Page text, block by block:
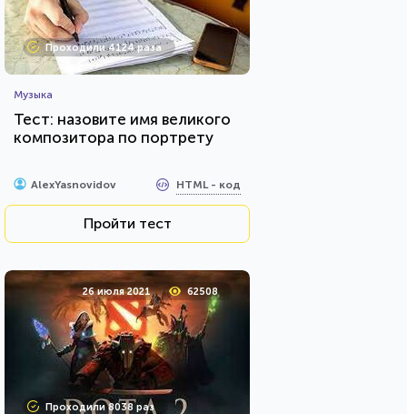
Проходили 4124 раза
Музыка
Тест: назовите имя великого
композитора по портрету
AlexYasnovidov HTML - код
Пройти тест
26 июля 2021 62508
Проходили 8038 раз